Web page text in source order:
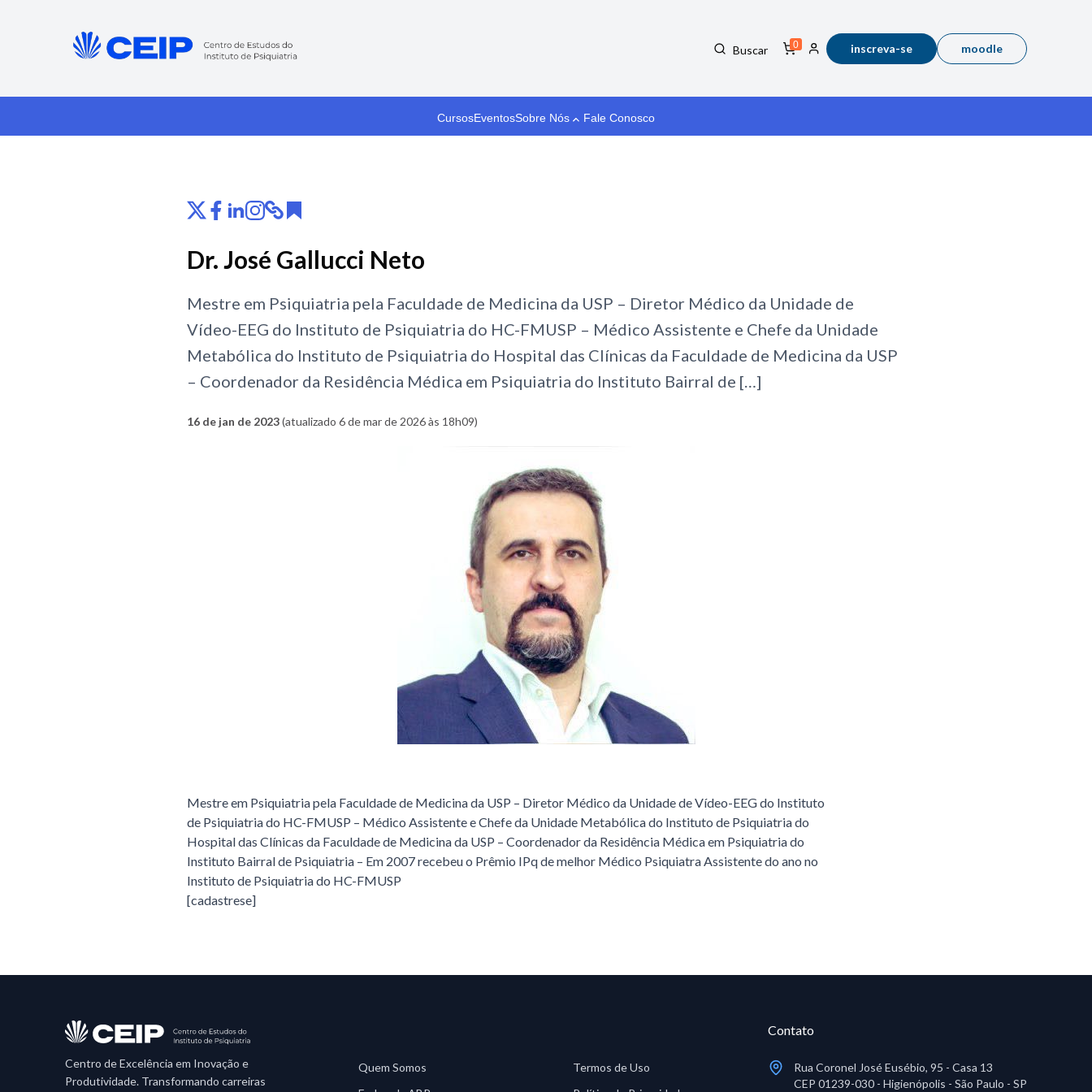
Buscar 0 inscreva-se moodle
CursosEventosSobre Nós Fale Conosco
Dr. José Gallucci Neto
Mestre em Psiquiatria pela Faculdade de Medicina da USP – Diretor Médico da Unidade de
Vídeo-EEG do Instituto de Psiquiatria do HC-FMUSP – Médico Assistente e Chefe da Unidade
Metabólica do Instituto de Psiquiatria do Hospital das Clínicas da Faculdade de Medicina da USP
– Coordenador da Residência Médica em Psiquiatria do Instituto Bairral de […]
16 de jan de 2023(atualizado 6 de mar de 2026 às 18h09)
Mestre em Psiquiatria pela Faculdade de Medicina da USP – Diretor Médico da Unidade de Vídeo-EEG do Instituto
de Psiquiatria do HC-FMUSP – Médico Assistente e Chefe da Unidade Metabólica do Instituto de Psiquiatria do
Hospital das Clínicas da Faculdade de Medicina da USP – Coordenador da Residência Médica em Psiquiatria do
Instituto Bairral de Psiquiatria – Em 2007 recebeu o Prêmio IPq de melhor Médico Psiquiatra Assistente do ano no
Instituto de Psiquiatria do HC-FMUSP
[cadastrese]
Centro de Excelência em Inovação e
Produtividade. Transformando carreiras
Quem Somos
Termos de Uso
Contato
Rua Coronel José Eusébio, 95 - Casa 13
CEP 01239-030 - Higienópolis - São Paulo - SP